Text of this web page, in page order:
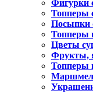
Фигурки
Топперы
Посыпки
Топперы
Цветы
Фрукты,
Топперы